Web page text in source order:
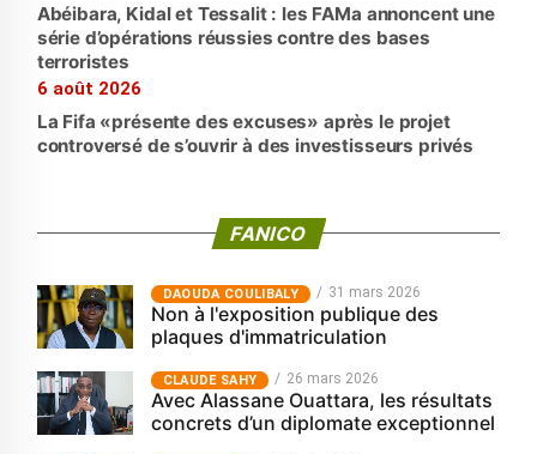
Abéibara, Kidal et Tessalit : les FAMa annoncent une
série d’opérations réussies contre des bases
terroristes
6 août 2026
La Fifa «présente des excuses» après le projet
controversé de s’ouvrir à des investisseurs privés
FANICO
‎DAOUDA COULIBALY 31 mars 2026
Non à l'exposition publique des
plaques d'immatriculation
CLAUDE SAHY 26 mars 2026
Avec Alassane Ouattara, les résultats
concrets d’un diplomate exceptionnel